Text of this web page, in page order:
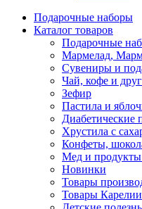
Подарочные наборы
Каталог товаров
Подарочные
Мармелад,
Сувениры и
Чай, кофе и
Зефир
Пастила и
Диабетические
Хрустила с
Конфеты,
Мед и продукты
Новинки
Товары
Товары Карелии